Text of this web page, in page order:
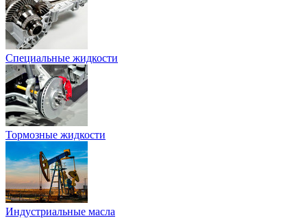
Специальные жидкости
Тормозные жидкости
Индустриальные масла